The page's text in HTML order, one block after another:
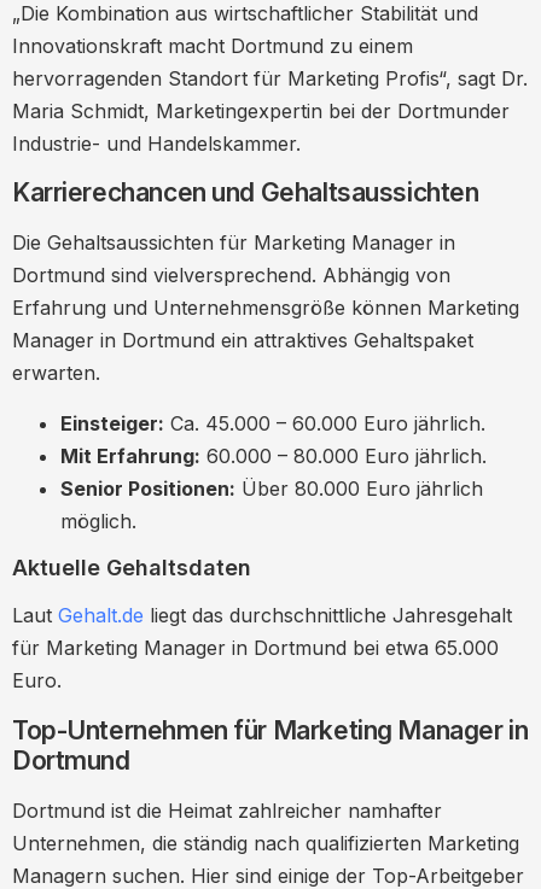
„Die Kombination aus wirtschaftlicher Stabilität und
Innovationskraft macht Dortmund zu einem
hervorragenden Standort für Marketing Profis“, sagt Dr.
Maria Schmidt, Marketingexpertin bei der Dortmunder
Industrie- und Handelskammer.
Karrierechancen und Gehaltsaussichten
Die Gehaltsaussichten für Marketing Manager in
Dortmund sind vielversprechend. Abhängig von
Erfahrung und Unternehmensgröße können Marketing
Manager in Dortmund ein attraktives Gehaltspaket
erwarten.
Einsteiger: Ca. 45.000 – 60.000 Euro jährlich.
Mit Erfahrung: 60.000 – 80.000 Euro jährlich.
Senior Positionen: Über 80.000 Euro jährlich
möglich.
Aktuelle Gehaltsdaten
Laut Gehalt.de liegt das durchschnittliche Jahresgehalt
für Marketing Manager in Dortmund bei etwa 65.000
Euro.
Top-Unternehmen für Marketing Manager in
Dortmund
Dortmund ist die Heimat zahlreicher namhafter
Unternehmen, die ständig nach qualifizierten Marketing
Managern suchen. Hier sind einige der Top-Arbeitgeber